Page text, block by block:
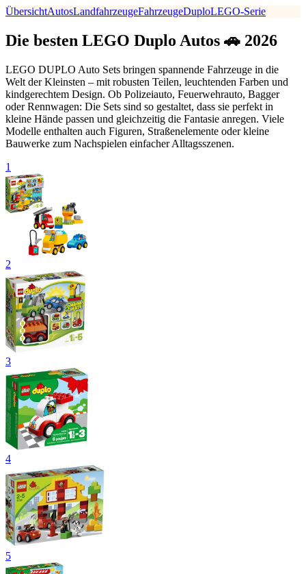
ÜbersichtAutosLandfahrzeugeFahrzeugeDuploLEGO-Serie
Die besten LEGO Duplo Autos 🚗 2026
LEGO DUPLO Auto Sets bringen spannende Fahrzeuge in die
Welt der Kleinsten – mit robusten Teilen, leuchtenden Farben und
kindgerechtem Design. Ob Polizeiauto, Feuerwehrauto, Bagger
oder Rennwagen: Die Sets sind so gestaltet, dass sie perfekt in
kleine Hände passen und gleichzeitig die Fantasie anregen. Viele
Modelle enthalten auch Figuren, Straßenelemente oder kleine
Bauwerke zum Nachspielen einfacher Alltagsszenen.
1
2
3
4
5